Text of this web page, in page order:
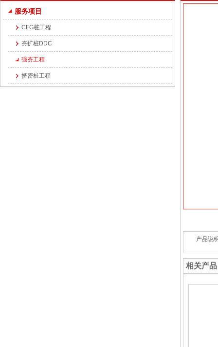
服务项目
CFG桩工程
夯扩桩DDC
强夯工程
挤密桩工程
产品说
相关产品